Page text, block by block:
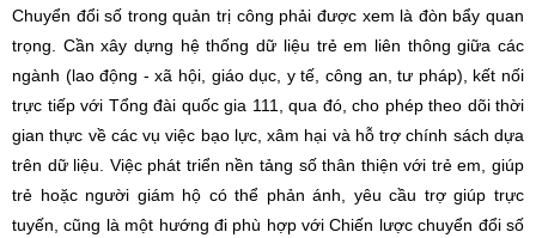
Chuyển đổi số trong quản trị công phải được xem là đòn bẩy quan
trọng. Cần xây dựng hệ thống dữ liệu trẻ em liên thông giữa các
ngành (lao động - xã hội, giáo dục, y tế, công an, tư pháp), kết nối
trực tiếp với Tổng đài quốc gia 111, qua đó, cho phép theo dõi thời
gian thực về các vụ việc bạo lực, xâm hại và hỗ trợ chính sách dựa
trên dữ liệu. Việc phát triển nền tảng số thân thiện với trẻ em, giúp
trẻ hoặc người giám hộ có thể phản ánh, yêu cầu trợ giúp trực
tuyến, cũng là một hướng đi phù hợp với Chiến lược chuyển đổi số